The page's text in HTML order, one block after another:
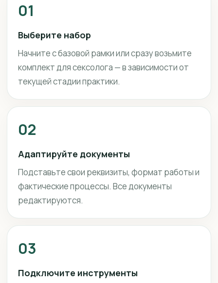
01
Выберите набор
Начните с базовой рамки или сразу возьмите
комплект для сексолога — в зависимости от
текущей стадии практики.
02
Адаптируйте документы
Подставьте свои реквизиты, формат работы и
фактические процессы. Все документы
редактируются.
03
Подключите инструменты